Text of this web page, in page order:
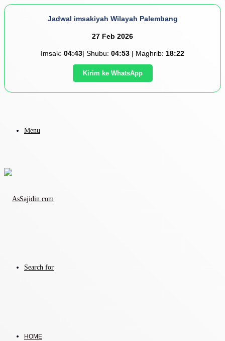
Jadwal imsakiyah Wilayah Palembang
27 Feb 2026
Imsak: 04:43| Shubu: 04:53 | Maghrib: 18:22
Kirim ke WhatsApp
Menu
Search for
HOME